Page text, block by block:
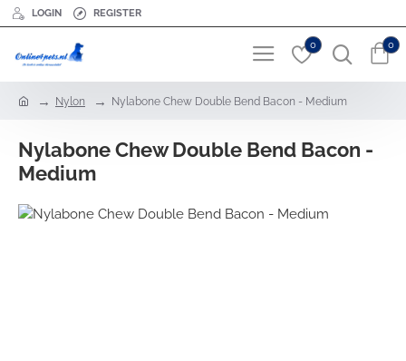
LOGIN REGISTER
0 0
e
Nylon Nylabone Chew Double Bend Bacon - Medium
Nylabone Chew Double Bend Bacon -
Medium